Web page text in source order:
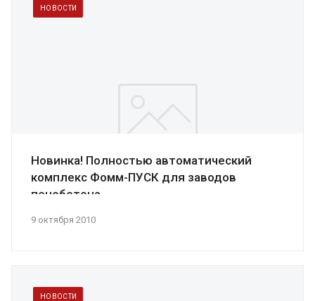
НОВОСТИ
Новинка! Полностью автоматический
комплекс Фомм-ПУСК для заводов
пенобетона
9 октября 2010
НОВОСТИ